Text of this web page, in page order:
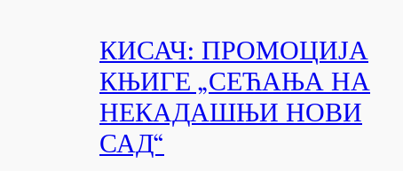
КИСАЧ: ПРОМОЦИЈА
КЊИГЕ „СЕЋАЊА НА
НЕКАДАШЊИ НОВИ
САД“